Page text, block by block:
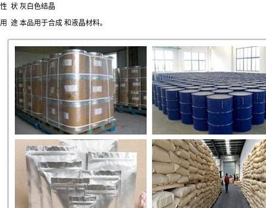
性 状 灰白色结晶
用 途 本品用于合成 和液晶材料。